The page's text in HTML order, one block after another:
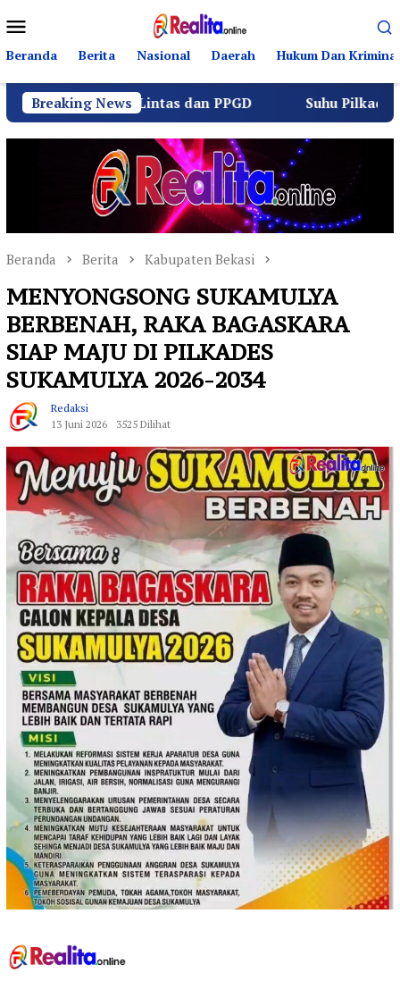
ke
kontenMobile
Beranda Berita Nasional Daerah Hukum Dan Kriminal
Breaking News
Lintas dan PPGD Suhu Pilkades Sukamulya
Beranda Berita Kabupaten Bekasi
MENYONGSONG SUKAMULYA
BERBENAH, RAKA BAGASKARA
SIAP MAJU DI PILKADES
SUKAMULYA 2026-2034
Redaksi
13 Juni 2026
3525 Dilihat